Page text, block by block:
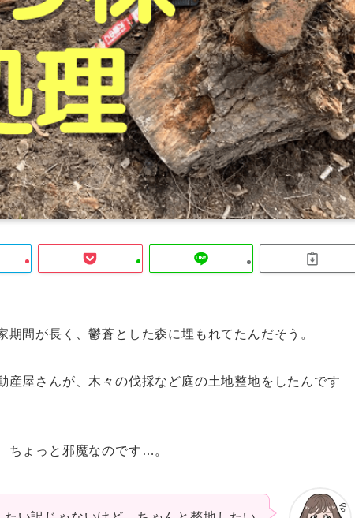
間が長く、鬱蒼とした森に埋もれてたんだそう。
屋さんが、木々の伐採など庭の土地整地をしたんです
ちょっと邪魔なのです…。